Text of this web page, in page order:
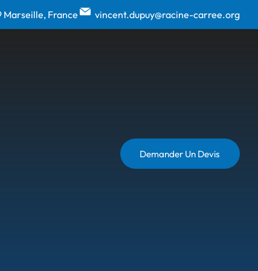
Marseille, France vincent.dupuy@racine-carree.org
Demander Un Devis